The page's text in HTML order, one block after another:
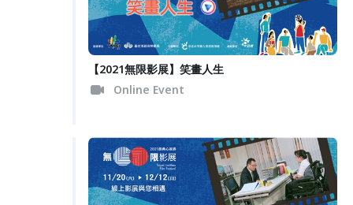
【2021無限影展】笑畫人生
Online Event